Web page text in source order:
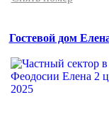
Гостевой дом